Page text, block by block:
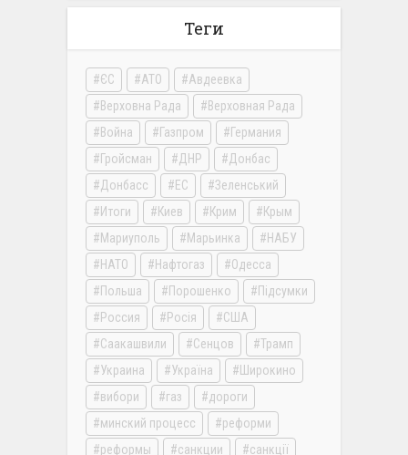
Теги
ЄС АТО
Авдеевка
Верховна Рада
Верховная Рада
Война
Газпром
Германия
Гройсман
ДНР
Донбас
Донбасс
ЕС
Зеленський
Итоги
Киев Крим
Крым
Мариуполь
Марьинка
НАБУ
НАТО
Нафтогаз
Одесса
Польша
Порошенко
Підсумки
Россия
Росія
США
Саакашвили
Сенцов
Трамп
Украина
Україна
Широкино
вибори
газ
дороги
минский процесс
реформи
реформы
санкции санкції